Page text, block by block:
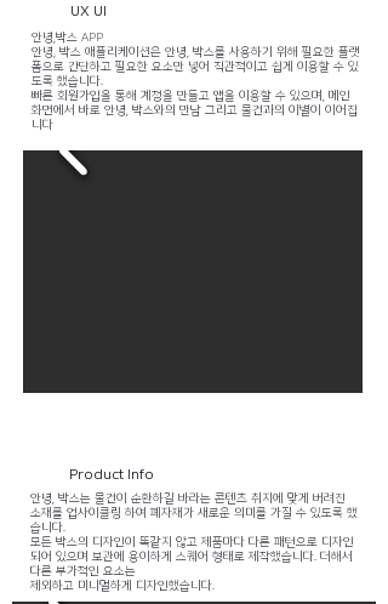
UX UI
안녕,박스 APP
안녕, 박스 애플리케이션은 안녕, 박스를 사용하기 위해 필요한 플랫
폼으로 간단하고 필요한 요소만 넣어 직관적이고 쉽게 이용할 수 있
도록 했습니다.
빠른 회원가입을 통해 계정을 만들고 앱을 이용할 수 있으며, 메인
화면에서 바로 안녕, 박스와의 만남 그리고 물건과의 이별이 이어집
니다
Product Info
안녕, 박스는 물건이 순환하길 바라는 콘텐츠 취지에 맞게 버려진
소재를 업사이클링 하여 폐자재가 새로운 의미를 가질 수 있도록 했
습니다.
모든 박스의 디자인이 똑같지 않고 제품마다 다른 패턴으로 디자인
되어 있으며 보관에 용이하게 스퀘어 형태로 제작했습니다. 더해서
다른 부가적인 요소는
제외하고 미니멀하게 디자인했습니다.